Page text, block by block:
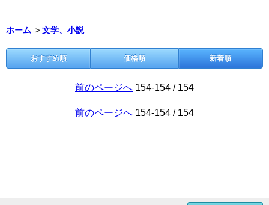
ホーム ＞文学、小説
おすすめ順 価格順 新着順
前のページへ 154-154 / 154
前のページへ 154-154 / 154